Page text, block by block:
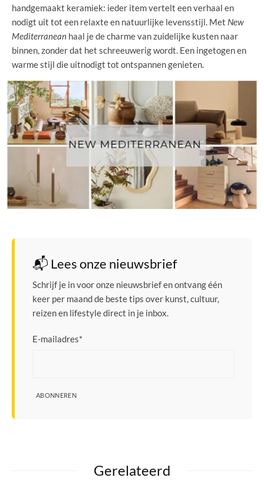
handgemaakt keramiek: ieder item vertelt een verhaal en
nodigt uit tot een relaxte en natuurlijke levensstijl. Met New
Mediterranean haal je de charme van zuidelijke kusten naar
binnen, zonder dat het schreeuwerig wordt. Een ingetogen en
warme stijl die uitnodigt tot ontspannen genieten.
📬 Lees onze nieuwsbrief
Schrijf je in voor onze nieuwsbrief en ontvang één
keer per maand de beste tips over kunst, cultuur,
reizen en lifestyle direct in je inbox.
E-mailadres*
ABONNEREN
Gerelateerd